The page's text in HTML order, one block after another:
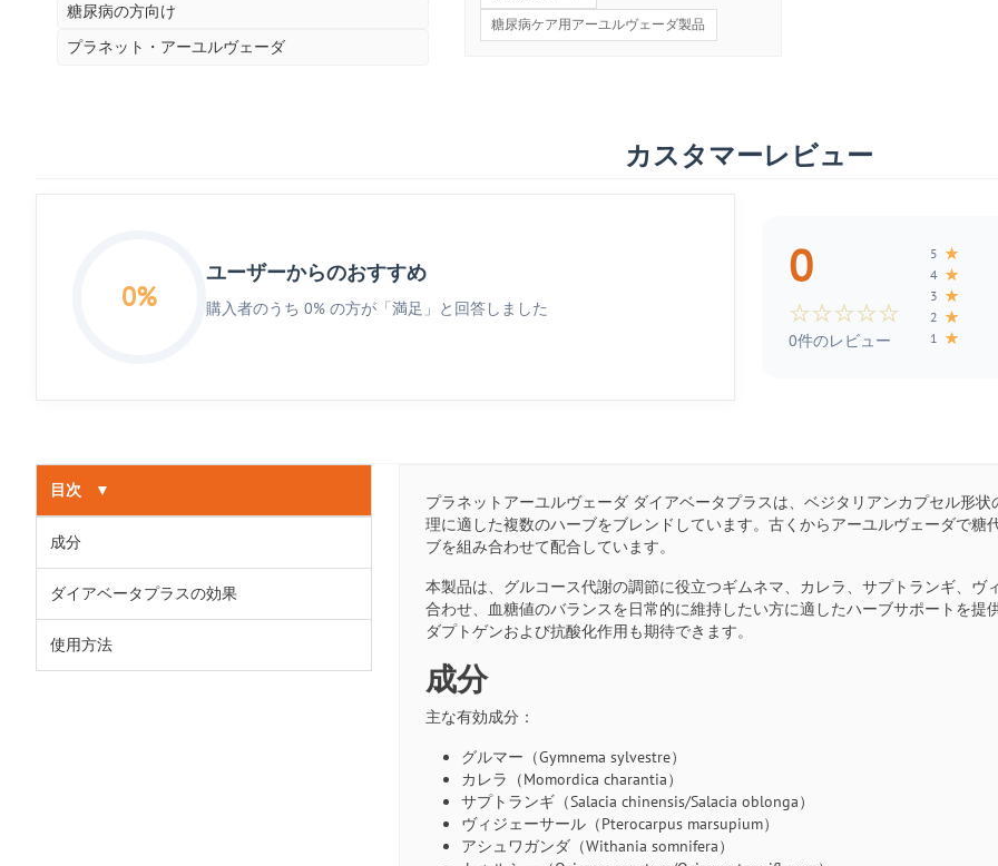
糖尿病の方向け
プラネット・アーユルヴェーダ
糖尿病ケア用アーユルヴェーダ製品
カスタマーレビュー
0%
ユーザーからのおすすめ
購入者のうち 0% の方が「満足」と回答しました
0
☆☆☆☆☆
0件のレビュー
5 ★
4 ★
3 ★
2 ★
1
★
目次 ▼
成分
ダイアベータプラスの効果
使用方法
プラネットアーユルヴェーダ ダイアベータプラスは、ベジタリアンカプセル形
理に適した複数のハーブをブレンドしています。古くからアーユルヴェーダで
ブを組み合わせて配合しています。
本製品は、グルコース代謝の調節に役立つギムネマ、カレラ、サプトランギ、
合わせ、血糖値のバランスを日常的に維持したい方に適したハーブサポートを
ダプトゲンおよび抗酸化作用も期待できます。
成分
主な有効成分：
グルマー（Gymnema sylvestre）
カレラ（Momordica charantia）
サプトランギ（Salacia chinensis/Salacia oblonga）
ヴィジェーサール（Pterocarpus marsupium）
アシュワガンダ（Withania somnifera）